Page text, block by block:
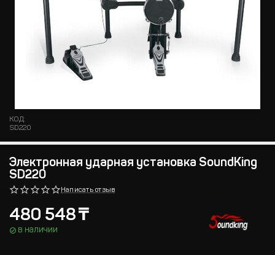
КОД:
SD220
Электронная ударная установка SoundKing
SD220
Написать отзыв
480 548₸
в наличии